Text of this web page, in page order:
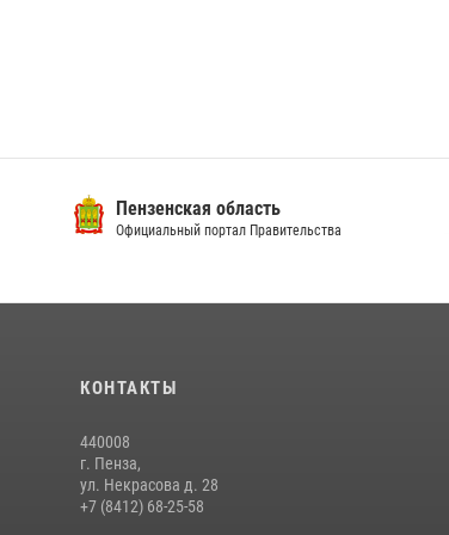
Пензенская область
Официальный портал Правительства
КОНТАКТЫ
440008
г. Пенза,
ул. Некрасова д. 28
+7 (8412) 68-25-58